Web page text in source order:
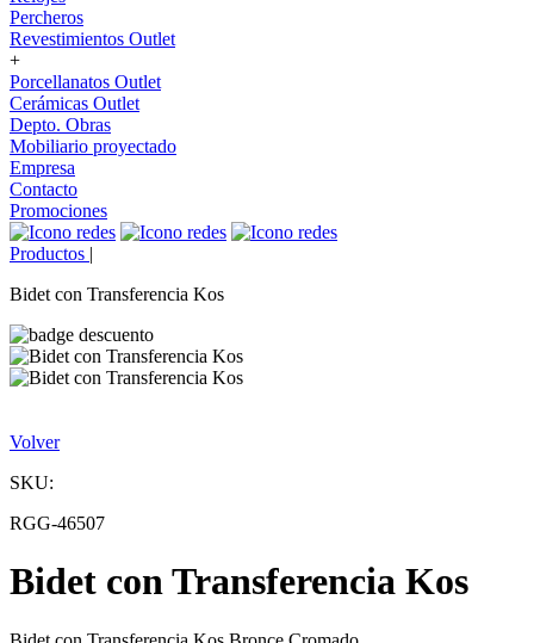
Percheros
Revestimientos Outlet
+
Porcellanatos Outlet
Cerámicas Outlet
Depto. Obras
Mobiliario proyectado
Empresa
Contacto
Promociones
Productos |
Bidet con Transferencia Kos
Volver
SKU:
RGG-46507
Bidet con Transferencia Kos